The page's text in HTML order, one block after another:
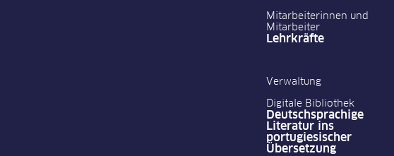
Mitarbeiterinnen und
Mitarbeiter
Lehrkräfte
Verwaltung
Digitale Bibliothek
Deutschsprachige
Literatur ins
portugiesischer
Übersetzung